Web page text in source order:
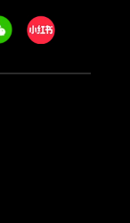
Xiaohongshu/